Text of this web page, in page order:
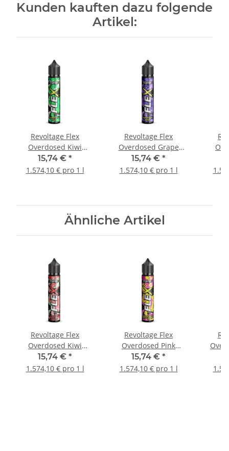
Kunden kauften dazu folgende
Artikel:
Revoltage Flex
Overdosed Kiwi
Longfill Aroma
15,74 € *
1.574,10 € pro 1 l
Revoltage Flex
Overdosed Grape
Longfill Aroma
15,74 € *
1.574,10 € pro 1 l
Ähnliche Artikel
Revoltage Flex
Overdosed Kiwi
Strawberry Longfill
Aroma
15,74 € *
1.574,10 € pro 1 l
Revoltage Flex
Overdosed Pink
Lemonade Longfill
Aroma
15,74 € *
1.574,10 € pro 1 l